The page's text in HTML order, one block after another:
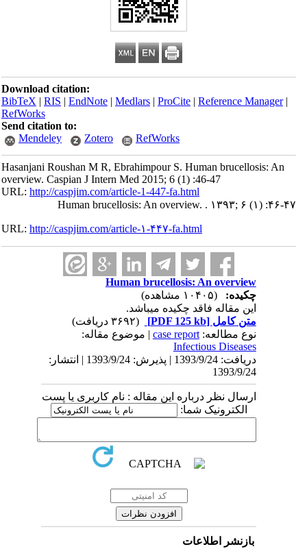
Download citation:
BibTeX|RIS|EndNote|Medlars|ProCite|Reference Manager
RefWorks
Send citation to:
Mendeley
Zotero RefWorks
Hasanjani Roushan M R, Ebrahimpour S. Human brucellosis: An
overview. Caspian J Intern Med 2015; 6 (1) :46-47
URL:http://caspjim.com/article-1-447-fa.html
Human brucellosis: An overview. . ۱۳۹۳; ۶ (۱) :۴۶-۴۷
URL:http://caspjim.com/article-۱-۴۴۷-fa.html
Human brucellosis: An overview
چکیده:
این مقاله فاقد چکیده می​باشد.
متن کامل[PDF 125 kb]
نوع مطالعه:case report| موضوع مقاله:
Infectious Diseases
دریافت: 1393/9/24 | پذیرش: 1393/9/24 | انتشار:
1393/9/24
ارسال نظر درباره این مقاله : نام کاربری یا پست
الکترونیک شما:
بازنشر اطلاعات